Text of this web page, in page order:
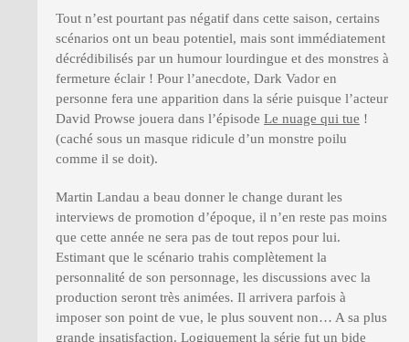
Tout n’est pourtant pas négatif dans cette saison, certains
scénarios ont un beau potentiel, mais sont immédiatement
décrédibilisés par un humour lourdingue et des monstres à
fermeture éclair ! Pour l’anecdote, Dark Vador en
personne fera une apparition dans la série puisque l’acteur
David Prowse jouera dans l’épisode Le nuage qui tue !
(caché sous un masque ridicule d’un monstre poilu
comme il se doit).
Martin Landau a beau donner le change durant les
interviews de promotion d’époque, il n’en reste pas moins
que cette année ne sera pas de tout repos pour lui.
Estimant que le scénario trahis complètement la
personnalité de son personnage, les discussions avec la
production seront très animées. Il arrivera parfois à
imposer son point de vue, le plus souvent non… A sa plus
grande insatisfaction. Logiquement la série fut un bide